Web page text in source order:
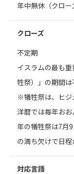
年中無休（クロー
クローズ
不定期
イスラムの最も
牲祭）」の期間
※犠牲祭は、ヒジ
洋暦では毎年お
年の犠牲祭は7月
の満ち欠けで日程
対応言語